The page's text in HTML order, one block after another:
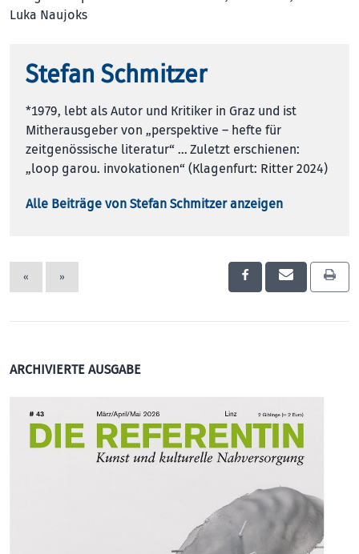
Luka Naujoks
Stefan Schmitzer
*1979, lebt als Autor und Kritiker in Graz und ist
Mitherausgeber von „perspektive – hefte für
zeitgenössische literatur“ … Zuletzt erschienen:
„loop garou. invokationen“ (Klagenfurt: Ritter 2024)
Alle Beiträge von Stefan Schmitzer anzeigen
« »
ARCHIVIERTE AUSGABE